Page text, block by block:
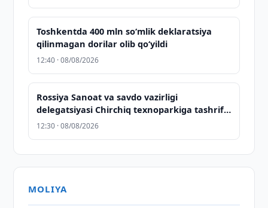
Toshkentda 400 mln so‘mlik deklaratsiya
qilinmagan dorilar olib qo‘yildi
12:40 · 08/08/2026
Rossiya Sanoat va savdo vazirligi
delegatsiyasi Chirchiq texnoparkiga tashrif
buyurdi
12:30 · 08/08/2026
MOLIYA